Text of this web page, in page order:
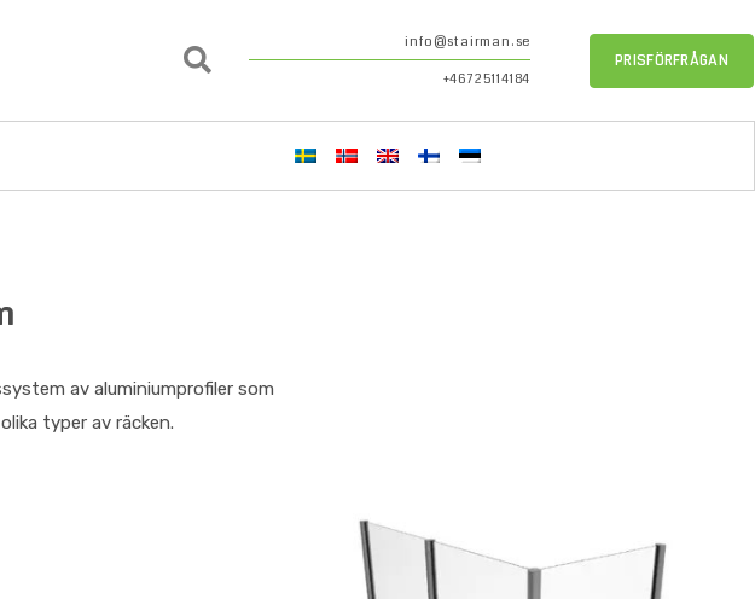
info@stairman.se
+46725114184
PRISFÖRFRÅGAN
av aluminiumprofiler som
typer av räcken.